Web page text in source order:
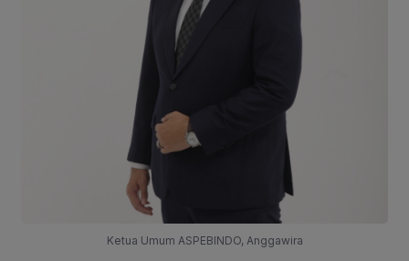
Ketua Umum ASPEBINDO, Anggawira